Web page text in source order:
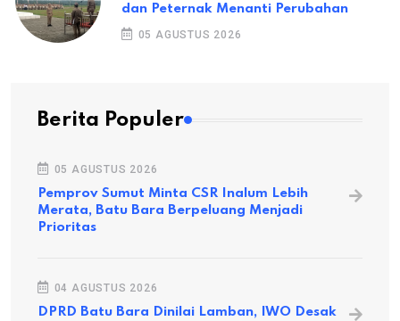
dan Peternak Menanti Perubahan
05 AGUSTUS 2026
Berita Populer
05 AGUSTUS 2026
Pemprov Sumut Minta CSR Inalum Lebih
Merata, Batu Bara Berpeluang Menjadi
Prioritas
04 AGUSTUS 2026
DPRD Batu Bara Dinilai Lamban, IWO Desak